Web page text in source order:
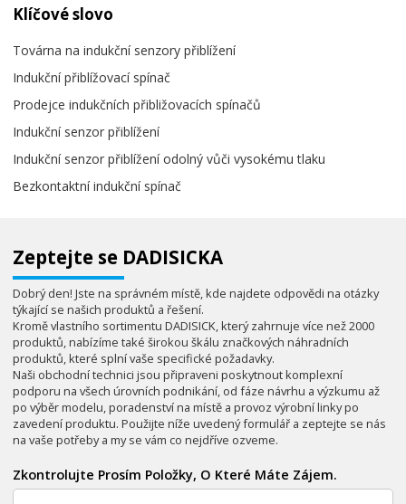
Klíčové slovo
Továrna na indukční senzory přiblížení
Indukční přiblížovací spínač
Prodejce indukčních přibližovacích spínačů
Indukční senzor přiblížení
Indukční senzor přiblížení odolný vůči vysokému tlaku
Bezkontaktní indukční spínač
Zeptejte se DADISICKA
Dobrý den! Jste na správném místě, kde najdete odpovědi na otázky
týkající se našich produktů a řešení.
Kromě vlastního sortimentu DADISICK, který zahrnuje více než 2000
produktů, nabízíme také širokou škálu značkových náhradních
produktů, které splní vaše specifické požadavky.
Naši obchodní technici jsou připraveni poskytnout komplexní
podporu na všech úrovních podnikání, od fáze návrhu a výzkumu až
po výběr modelu, poradenství na místě a provoz výrobní linky po
zavedení produktu. Použijte níže uvedený formulář a zeptejte se nás
na vaše potřeby a my se vám co nejdříve ozveme.
Zkontrolujte Prosím Položky, O Které Máte Zájem.